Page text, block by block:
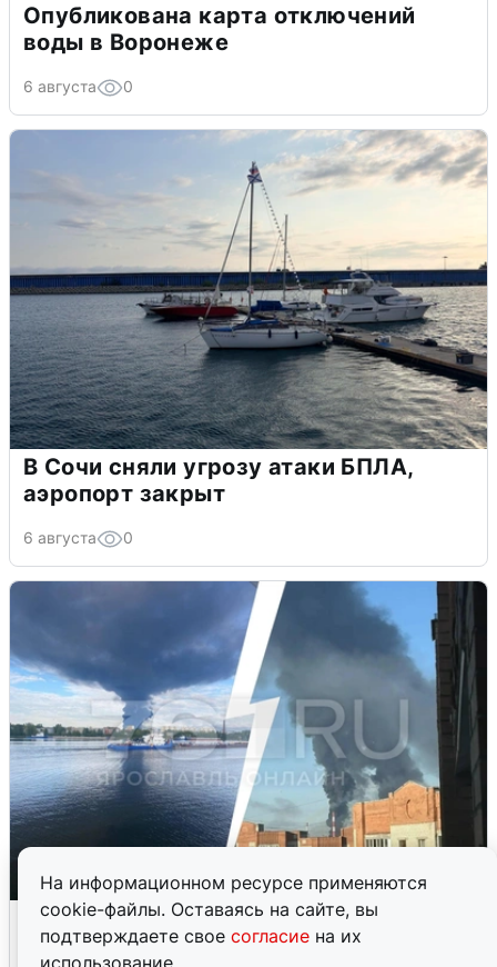
На информационном ресурсе применяются
cookie-файлы. Оставаясь на сайте, вы
подтверждаете свое согласие на их
использование.
Опубликована карта отключений
воды в Воронеже
6 августа 0
В Сочи сняли угрозу атаки БПЛА,
аэропорт закрыт
6 августа 0
Ночная атака БПЛА на Ярославль:
попадания и последствия